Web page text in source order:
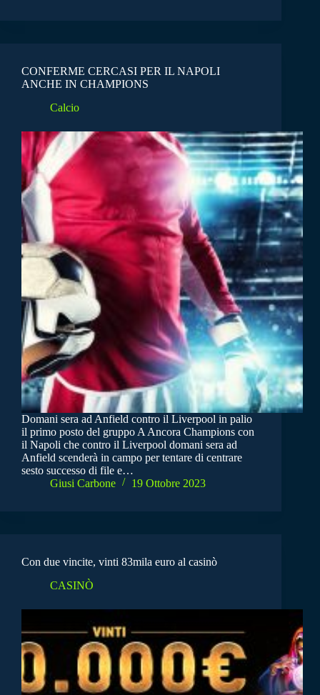
CONFERME CERCASI PER IL NAPOLI
ANCHE IN CHAMPIONS
Calcio
Domani sera ad Anfield contro il Liverpool in palio
il primo posto del gruppo A Ancora Champions con
il Napoli che contro il Liverpool domani sera ad
Anfield scenderà in campo per tentare di centrare
sesto successo di file e…
Giusi Carbone
19 Ottobre 2023
Con due vincite, vinti 83mila euro al casinò
CASINÒ